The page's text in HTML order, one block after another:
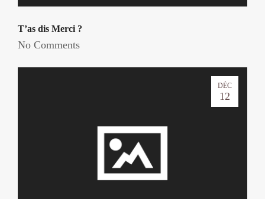
T’as dis Merci ?
No Comments
DÉC
12